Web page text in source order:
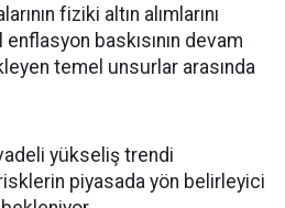
fiziki altın alımlarını
baskısının devam
temel unsurlar arasında
yükseliş trendi
piyasada yön belirleyici